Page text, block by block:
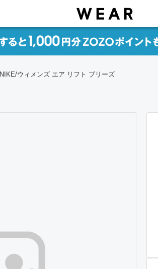
NIKE/ウィメンズ エア リフト ブリーズ